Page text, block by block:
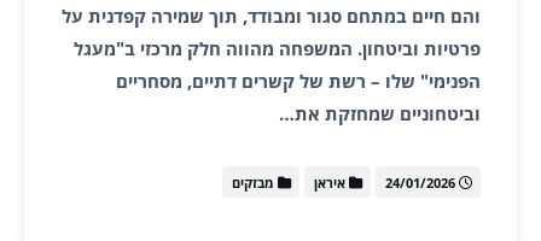
והם חיים במתחם סגור ומבודד, תוך שמירה קפדנית על
פרטיות וביטחון. המשפחה מהווה חלק מרכזי ב"מעגל
הפנימי" שלו – רשת של קשרים דתיים, מסחריים
וביטחוניים שמחזקת את…
24/01/2026 איראן מבזקים